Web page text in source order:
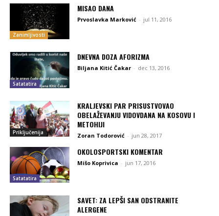
Zanimljivosti
MISAO DANA
Prvoslavka Marković - jul 11, 2016
Satatatira
DNEVNA DOZA AFORIZMA
Biljana Kitić Čakar - dec 13, 2016
Priključenija
KRALJEVSKI PAR PRISUSTVOVAO
OBELAŽEVANJU VIDOVDANA NA KOSOVU I
METOHIJI
Zoran Todorović - jun 28, 2017
Satatatira
OKOLOSPORTSKI KOMENTAR
Mišo Koprivica - jun 17, 2016
SAVET: ZA LEPŠI SAN ODSTRANITE
ALERGENE